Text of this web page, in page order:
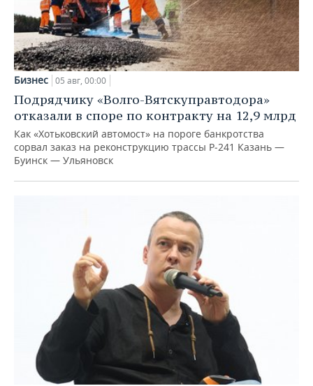
Бизнес 05 авг, 00:00
Подрядчику «Волго-Вятскуправтодора»
отказали в споре по контракту на 12,9 млрд
Как «Хотьковский автомост» на пороге банкротства
сорвал заказ на реконструкцию трассы Р‑241 Казань —
Буинск — Ульяновск